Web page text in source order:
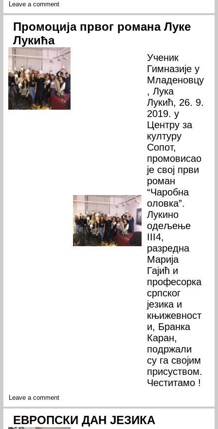
Leave a comment
Промоција првог романа Луке
Лукића
Ученик
Гимназије у
Младеновцу
, Лука
Лукић, 26. 9.
2019. у
Центру за
културу
Сопот,
промовисао
је свој први
роман
“Чаробна
оловка”.
Лукино
одељење
III4,
разредна
Марија
Гајић и
професорка
српског
језика и
књижевност
и, Бранка
Каран,
подржали
су га својим
присуством.
Честитамо !
Leave a comment
ЕВРОПСКИ ДАН ЈЕЗИКА